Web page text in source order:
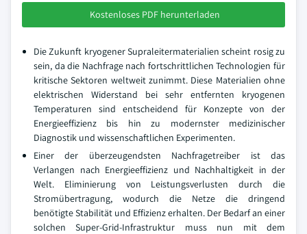
Kostenloses PDF herunterladen
Die Zukunft kryogener Supraleitermaterialien scheint rosig zu
sein, da die Nachfrage nach fortschrittlichen Technologien für
kritische Sektoren weltweit zunimmt. Diese Materialien ohne
elektrischen Widerstand bei sehr entfernten kryogenen
Temperaturen sind entscheidend für Konzepte von der
Energieeffizienz bis hin zu modernster medizinischer
Diagnostik und wissenschaftlichen Experimenten.
Einer der überzeugendsten Nachfragetreiber ist das
Verlangen nach Energieeffizienz und Nachhaltigkeit in der
Welt. Eliminierung von Leistungsverlusten durch die
Stromübertragung, wodurch die Netze die dringend
benötigte Stabilität und Effizienz erhalten. Der Bedarf an einer
solchen Super-Grid-Infrastruktur muss nun mit dem